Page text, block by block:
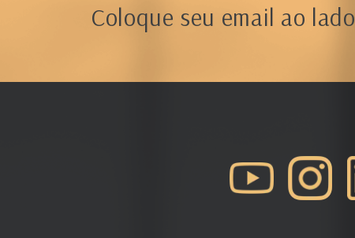
Coloque seu email ao lado